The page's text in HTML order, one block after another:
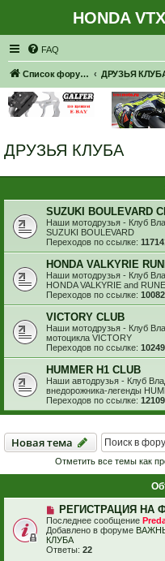
HONDA
FAQ
Список форумов ДРУЗЬЯ
ДРУЗЬЯ КЛУБА
SUZUKI BOULEVARD
Наши мотодрузья - Клуб
SUZUKI BOULEVARD
Переходов по ссылке:
HONDA VALKYRIE
Наши мотодрузья - Клуб
HONDA VALKYRIE and RUNE
Переходов по ссылке:
VICTORY CLUB
Наши мотодрузья - Клуб
мотоцикла VICTORY
Переходов по ссылке:
HUMMER H1 CLUB
Наши автодрузья - Клуб
внедорожника-легенды
Переходов по ссылке:
Новая тема
Новаятема
Отметить все темы как
РЕГИСТРАЦИЯ НА
Последнее сообщение
Добавлено в форуме
КЛУБА
Ответы: 22